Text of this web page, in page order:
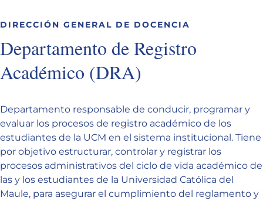
DIRECCIÓN GENERAL DE DOCENCIA
Departamento de Registro
Académico (DRA)
Departamento responsable de conducir, programar y
evaluar los procesos de registro académico de los
estudiantes de la UCM en el sistema institucional. Tiene
por objetivo estructurar, controlar y registrar los
procesos administrativos del ciclo de vida académico de
las y los estudiantes de la Universidad Católica del
Maule, para asegurar el cumplimiento del reglamento y